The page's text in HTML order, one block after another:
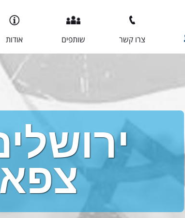
אודות שותפים צרו קשר